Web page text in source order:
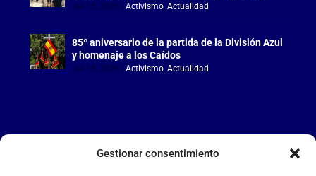
Gestionar consentimiento
Jul 18, 2026 |Activismo,Actualidad
85º aniversario de la partida de la División Azul
y homenaje a los Caídos
Jul 15, 2026 |Activismo,Actualidad
LA FALANGE